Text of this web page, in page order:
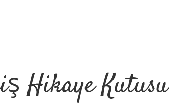
Hikaye Kutusu